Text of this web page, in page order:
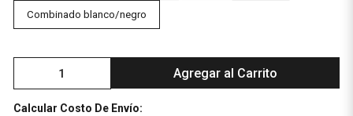
Combinado blanco/negro
Agregar al Carrito
Calcular Costo De Envío: